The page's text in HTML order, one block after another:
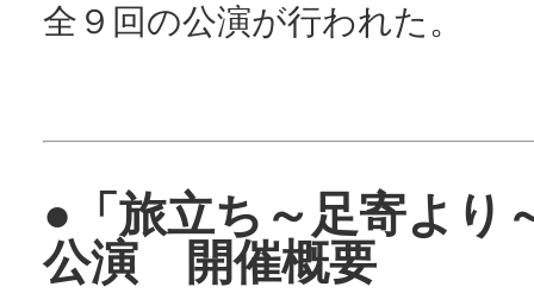
全９回の公演が行われた。
● 「旅立ち～足寄より
公演 開催概要